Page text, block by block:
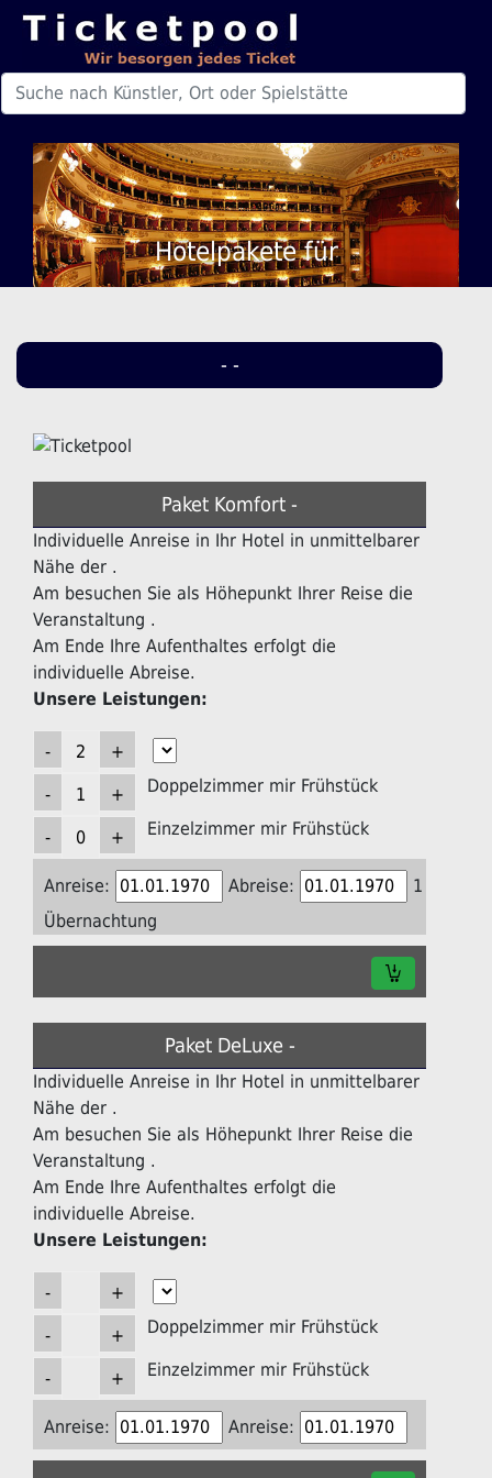
Hotelpakete für
- -
Paket Komfort -
Individuelle Anreise in Ihr Hotel in unmittelbarer
Nähe der .
Am besuchen Sie als Höhepunkt Ihrer Reise die
Veranstaltung .
Am Ende Ihre Aufenthaltes erfolgt die
individuelle Abreise.
Unsere Leistungen:
Doppelzimmer mir Frühstück
Einzelzimmer mir Frühstück
Anreise: Abreise:
1
Übernachtung
Paket DeLuxe -
Individuelle Anreise in Ihr Hotel in unmittelbarer
Nähe der .
Am besuchen Sie als Höhepunkt Ihrer Reise die
Veranstaltung .
Am Ende Ihre Aufenthaltes erfolgt die
individuelle Abreise.
Unsere Leistungen:
Doppelzimmer mir Frühstück
Einzelzimmer mir Frühstück
Anreise: Anreise: